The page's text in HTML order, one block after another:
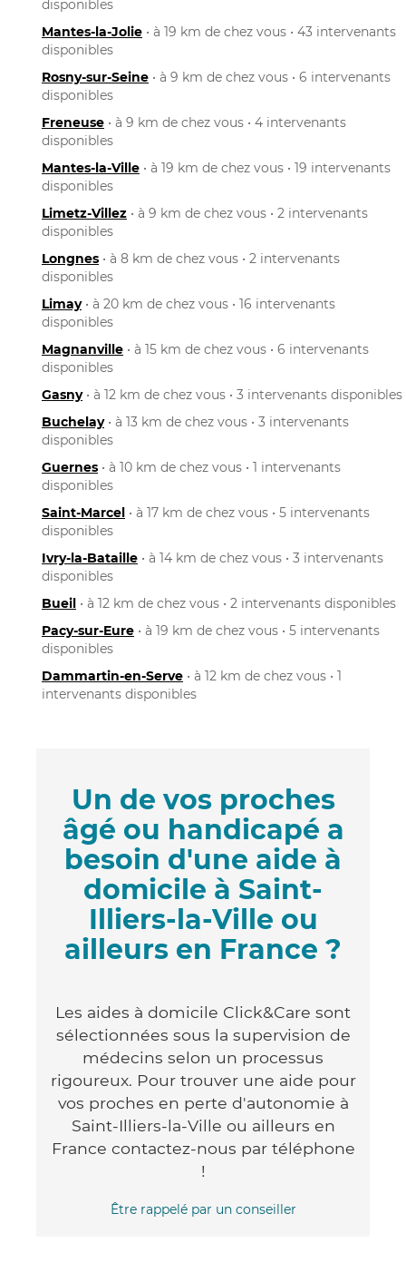
disponibles
Mantes-la-Jolie • à 19 km de chez vous • 43 intervenants
disponibles
Rosny-sur-Seine • à 9 km de chez vous • 6 intervenants
disponibles
Freneuse • à 9 km de chez vous • 4 intervenants
disponibles
Mantes-la-Ville • à 19 km de chez vous • 19 intervenants
disponibles
Limetz-Villez • à 9 km de chez vous • 2 intervenants
disponibles
Longnes • à 8 km de chez vous • 2 intervenants
disponibles
Limay• à 20 km de chez vous • 16 intervenants
disponibles
Magnanville • à 15 km de chez vous • 6 intervenants
disponibles
Gasny• à 12 km de chez vous • 3 intervenants disponibles
Buchelay• à 13 km de chez vous • 3 intervenants
disponibles
Guernes • à 10 km de chez vous • 1 intervenants
disponibles
Saint-Marcel • à 17 km de chez vous • 5 intervenants
disponibles
Ivry-la-Bataille • à 14 km de chez vous • 3 intervenants
disponibles
Bueil • à 12 km de chez vous • 2 intervenants disponibles
Pacy-sur-Eure • à 19 km de chez vous • 5 intervenants
disponibles
Dammartin-en-Serve • à 12 km de chez vous • 1
intervenants disponibles
Un de vos proches
âgé ou handicapé a
besoin d'une aide à
domicile à Saint-
Illiers-la-Ville ou
ailleurs en France ?
Les aides à domicile Click&Care sont
sélectionnées sous la supervision de
médecins selon un processus
rigoureux. Pour trouver une aide pour
vos proches en perte d'autonomie à
Saint-Illiers-la-Ville ou ailleurs en
France contactez-nous par téléphone
!
Être rappelé par un conseiller